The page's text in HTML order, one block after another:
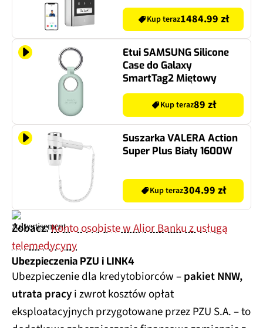
Kup teraz1484.99 zł
Etui SAMSUNG Silicone
Case do Galaxy
SmartTag2 Miętowy
Kup teraz89 zł
Suszarka VALERA Action
Super Plus Biały 1600W
Kup teraz304.99 zł
Zobacz:Konto osobiste w Alior Banku z usługą
telemedycyny
Ubezpieczenia PZU i LINK4
Ubezpieczenie dla kredytobiorców –pakiet NNW,
utrata pracyi zwrot kosztów opłat
eksploatacyjnych przygotowane przez PZU S.A. – to